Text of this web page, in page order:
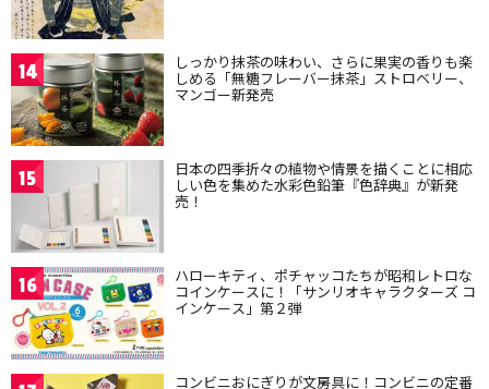
14 しっかり抹茶の味わい、さらに果実の香りも楽
しめる「無糖フレーバー抹茶」ストロベリー、
マンゴー新発売
15 日本の四季折々の植物や情景を描くことに相応
しい色を集めた水彩色鉛筆『色辞典』が新発
売！
16 ハローキティ、ポチャッコたちが昭和レトロな
コインケースに！「サンリオキャラクターズ コ
インケース」第２弾
コンビニおにぎりが文房具に！コンビニの定番